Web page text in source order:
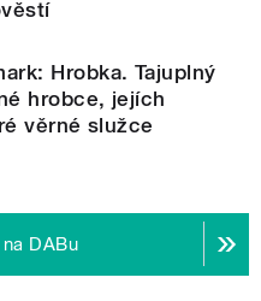
Hrobka. Tajuplný
hrobce, jejích
věrné služce
DABu